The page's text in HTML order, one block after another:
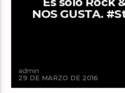
NOS GUSTA.
admin
29 DE MARZO DE 2016